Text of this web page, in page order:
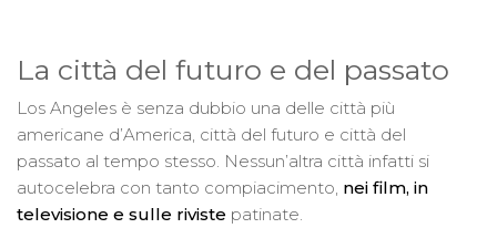
La città del futuro e del passato
Los Angeles è senza dubbio una delle città più
americane d’America, città del futuro e città del
passato al tempo stesso. Nessun’altra città infatti si
autocelebra con tanto compiacimento, nei film, in
televisione e sulle riviste patinate.